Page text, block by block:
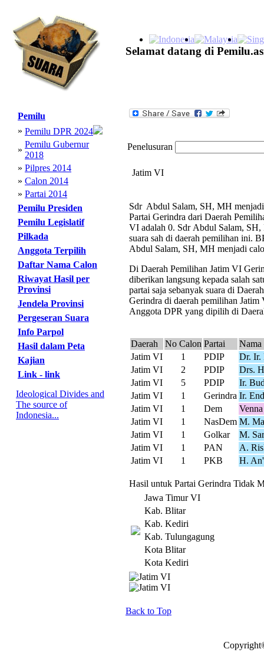
Selamat datang di
Pemilu
» Pemilu DPR 2024
»
Pemilu Gubernur
2018
» Pilpres 2014
» Calon 2014
» Partai 2014
Pemilu Presiden
Pemilu Legislatif
Pilkada
Anggota Terpilih
Daftar Nama Calon
Riwayat Hasil per
Provinsi
Jendela Provinsi
Pergeseran Suara
Info Parpol
Hasil dalam Peta
Kajian
Link - link
Ideological Divides and
The source of
Indonesia...
Penelusuran
Jatim VI
Sdr Abdul Salam, SH, MH
Partai Gerindra dari Daerah
VI adalah 0. Sdr Abdul Salam, SH,
suara sah di daerah pemilihan ini.
Abdul Salam, SH, MH menjadi
Di Daerah Pemilihan Jatim VI
diberikan langsung kepada salah
partai saja sebanyak suara di
Gerindra di daerah pemilihan
Anggota DPR yang dipilih di
Daerah No Calon Partai
Nama
Jatim VI
1 PDIP
Dr. Ir.
Jatim VI
2 PDIP
Drs.
Jatim VI
5 PDIP
Ir.
Jatim VI
1 Gerindra Ir.
Jatim VI
1 Dem
Jatim VI
1 NasDem M.
Jatim VI
1 Golkar
M.
Jatim VI
1 PAN
A.
Jatim VI
1 PKB H.
Hasil untuk Partai Gerindra Tidak
Jawa Timur VI
Kab. Blitar
Kab. Kediri
Kab. Tulungagung
Kota Blitar
Kota Kediri
Back to Top